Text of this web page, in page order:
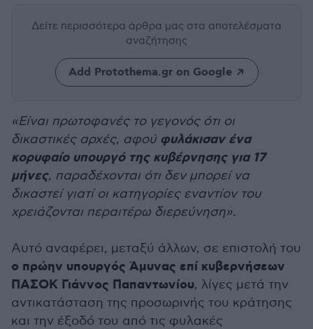
Δείτε περισσότερα άρθρα μας στα αποτελέσματα
αναζήτησης
Add Protothema.gr on Google
«Είναι πρωτοφανές το γεγονός ότι οι
δικαστικές αρχές, αφού φυλάκισαν ένα
κορυφαίο υπουργό της κυβέρνησης για 17
μήνες, παραδέχονται ότι δεν μπορεί να
δικαστεί γιατί οι κατηγορίες εναντίον του
χρειάζονται περαιτέρω διερεύνηση».
Αυτό αναφέρει, μεταξύ άλλων, σε επιστολή του
ο πρώην υπουργός Άμυνας επί κυβερνήσεων
ΠΑΣΟΚ Γιάννος Παπαντωνίου, λίγες μετά την
αντικατάσταση της προσωρινής του κράτησης
και την έξοδό του από τις φυλακές